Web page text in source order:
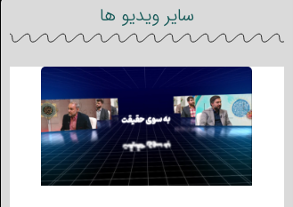
سایر ویدیو ها